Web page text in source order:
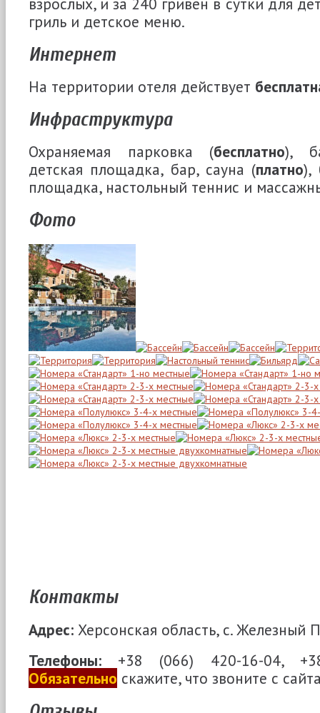
гриль и детское меню.
Интернет
На территории отеля действует
Инфраструктура
Охраняемая парковка (бесплатно),
детская площадка, бар, сауна (платно),
площадка, настольный теннис и
Фото
Контакты
Адрес: Херсонская область, с. Железный
Телефоны: +38 (066) 420-16-04,
Обязательно скажите, что звоните с